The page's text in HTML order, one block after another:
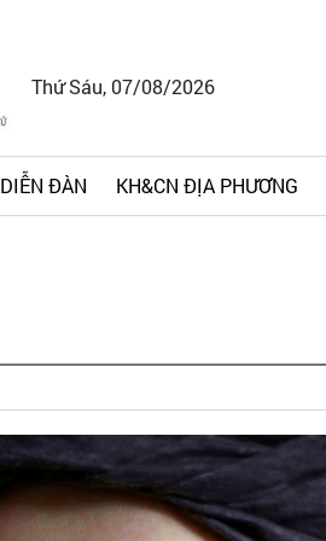
Thứ Sáu, 07/08/2026
DIỄN ĐÀN KH&CN ĐỊA PHƯƠNG